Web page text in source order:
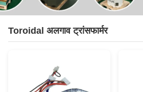
Toroidal अलगाव ट्रांसफार्मर